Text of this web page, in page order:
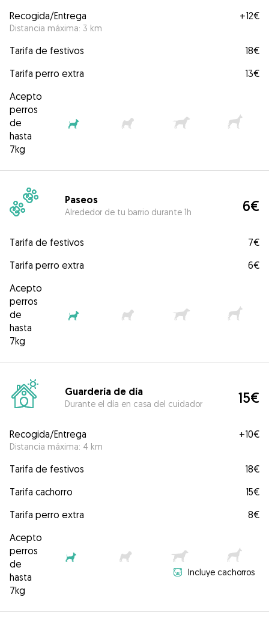
Recogida/Entrega
Distancia máxima: 3 km
+12€
Tarifa de festivos
18€
Tarifa perro extra
13€
Acepto
perros
de
hasta
7kg
Paseos
Alrededor de tu barrio durante 1h 6€
Tarifa de festivos
7€
Tarifa perro extra
6€
Acepto
perros
de
hasta
7kg
Guardería de día
Durante el día en casa del cuidador 15€
Recogida/Entrega
Distancia máxima: 4 km
+10€
Tarifa de festivos
18€
Tarifa cachorro
15€
Tarifa perro extra
8€
Acepto
perros
de
hasta
7kg
Incluye cachorros